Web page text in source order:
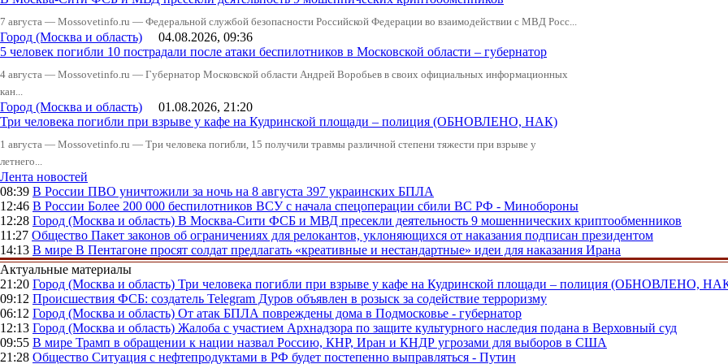
7 августа — Mossovetinfo.ru — Федеральной службой безопасности Российской Федерации во взаимодействии с МВД Росс...
Город (Москва и область) 04.08.2026, 09:36
5 человек погибли 10 пострадали после атаки беспилотников в Московской области – губернатор
4 августа — Mossovetinfo.ru — Губернатор Московской области Андрей Воробьев в своих официальных информационных
кан...
Город (Москва и область) 01.08.2026, 21:20
Три человека погибли при взрыве у кафе на Кудринской площади – полиция (ОБНОВЛЕНО, НАК)
1 августа — Mossovetinfo.ru — Три человека погибли, 15 получили травмы различной степени тяжести при взрыве у
летнего...
Лента новостей
08:39 В России ПВО уничтожили за ночь на 8 августа 397 украинских БПЛА
12:46 В России Более 200 000 беспилотников ВСУ с начала спецоперации сбили ВС РФ - Минобороны
12:28 Город (Москва и область) В Москва-Сити ФСБ и МВД пресекли деятельность 9 мошеннических криптообменников
11:27 Общество Пакет законов об ограничениях для релокантов, уклоняющихся от наказания подписан президентом
14:13 В мире В Пентагоне просят солдат предлагать «креативные и нестандартные» идеи для наказания Ирана
Актуальные материалы
21:20 Город (Москва и область) Три человека погибли при взрыве у кафе на Кудринской площади – полиция (ОБНОВЛЕНО,
09:12 Происшествия ФСБ: создатель Telegram Дуров объявлен в розыск за содействие терроризму
06:12 Город (Москва и область) От атак БПЛА повреждены дома в Подмосковье - губернатор
12:13 Город (Москва и область) Жалоба с участием Архнадзора по защите культурного наследия подана в Верховный суд
09:55 В мире Трамп в обращении к нации назвал Россию, КНР, Иран и КНДР угрозами для выборов в США
21:28 Общество Ситуация с нефтепродуктами в РФ будет постепенно выправляться - Путин